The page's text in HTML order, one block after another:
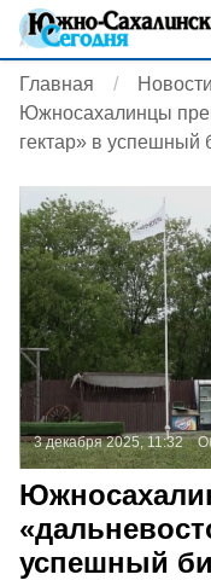
Главная Новости
Южносахалинцы
гектар» в успешный
3 декабря 2025, 11:32
успешный